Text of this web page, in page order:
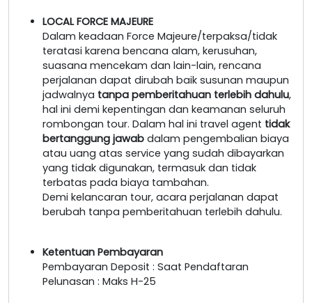
LOCAL FORCE MAJEURE
Dalam keadaan Force Majeure/terpaksa/tidak
teratasi karena bencana alam, kerusuhan,
suasana mencekam dan lain-lain, rencana
perjalanan dapat dirubah baik susunan maupun
jadwalnya tanpa pemberitahuan terlebih dahulu,
hal ini demi kepentingan dan keamanan seluruh
rombongan tour. Dalam hal ini travel agent tidak
bertanggung jawab dalam pengembalian biaya
atau uang atas service yang sudah dibayarkan
yang tidak digunakan, termasuk dan tidak
terbatas pada biaya tambahan.
Demi kelancaran tour, acara perjalanan dapat
berubah tanpa pemberitahuan terlebih dahulu.
Ketentuan Pembayaran
Pembayaran Deposit : Saat Pendaftaran
Pelunasan : Maks H-25